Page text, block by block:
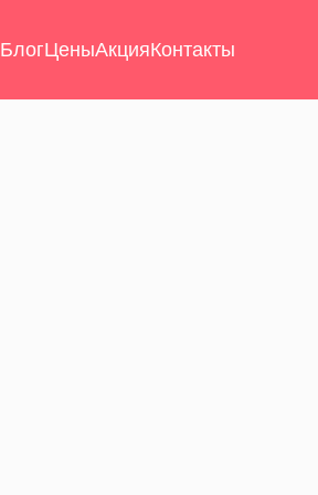
БлогЦеныАкцияКонтакты